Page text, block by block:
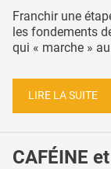
Franchir une
les fondements
qui « marche »
LIRE LA SUITE
CAFÉINE